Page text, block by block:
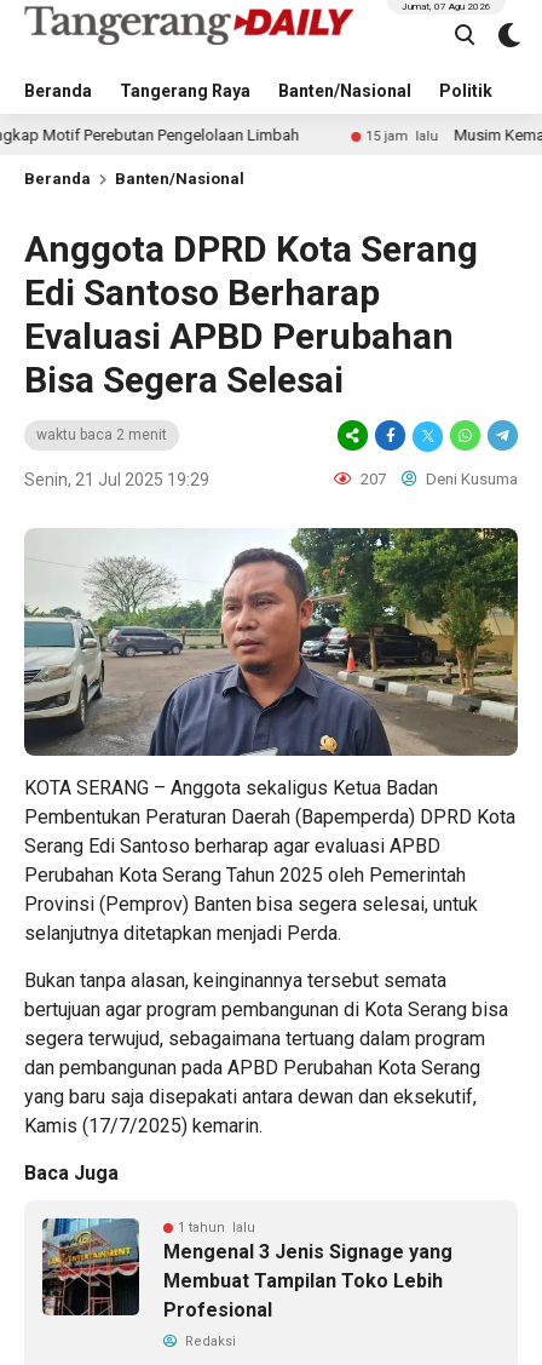
Beranda Tangerang Raya Banten/Nasional Politik
Jumat, 07 Agu 2026
Pengelolaan Limbah 15 jam lalu Musim Kemarau
Beranda Banten/Nasional
Anggota DPRD Kota Serang
Edi Santoso Berharap
Evaluasi APBD Perubahan
Bisa Segera Selesai
waktu baca 2 menit
Senin, 21 Jul 2025 19:29 207 Deni Kusuma
KOTA SERANG – Anggota sekaligus Ketua Badan
Pembentukan Peraturan Daerah (Bapemperda) DPRD Kota
Serang Edi Santoso berharap agar evaluasi APBD
Perubahan Kota Serang Tahun 2025 oleh Pemerintah
Provinsi (Pemprov) Banten bisa segera selesai, untuk
selanjutnya ditetapkan menjadi Perda.
Bukan tanpa alasan, keinginannya tersebut semata
bertujuan agar program pembangunan di Kota Serang bisa
segera terwujud, sebagaimana tertuang dalam program
dan pembangunan pada APBD Perubahan Kota Serang
yang baru saja disepakati antara dewan dan eksekutif,
Kamis (17/7/2025) kemarin.
Baca Juga
1 tahun lalu
Mengenal 3 Jenis Signage yang
Membuat Tampilan Toko Lebih
Profesional
Redaksi